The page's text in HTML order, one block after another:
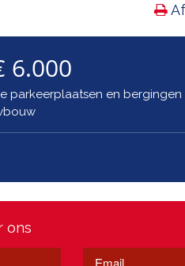
6.000
parkeerplaatsen en bergingen
ons